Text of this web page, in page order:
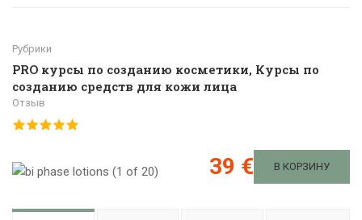
Рубрики
PRO курсы по созданию косметики, Курсы по
созданию средств для кожи лица
Отзыв
39 € В КОРЗИНУ